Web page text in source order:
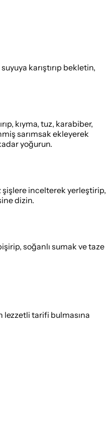
karıştırıp bekletin,
kıyma, tuz, karabiber,
sarımsak ekleyerek
yoğurun.
şişlere incelterek yerleştirip,
dizin.
soğanlı sumak ve taze
lezzetli tarifi bulmasına